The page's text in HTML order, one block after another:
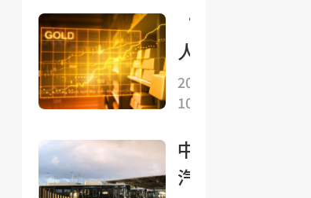
題形
成初
步共
識
亞
吉
隆
坡
舉
“人
人都
預
期”
金崩
盤發
2025-
10-26
中國
汽車